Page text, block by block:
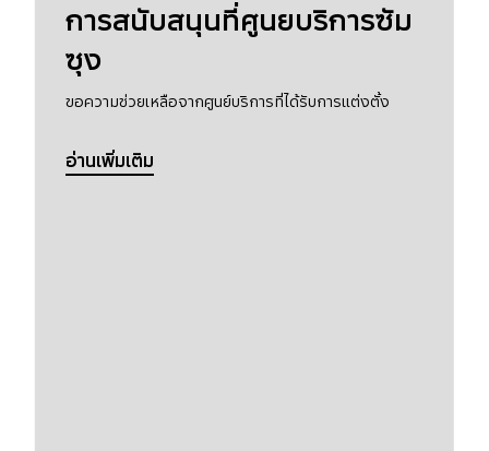
การสนับสนุนที่ศูนยบริการซัม
ซุง
ขอความช่วยเหลือจากศูนย์บริการที่ได้รับการแต่งตั้ง
อ่านเพิ่มเติม